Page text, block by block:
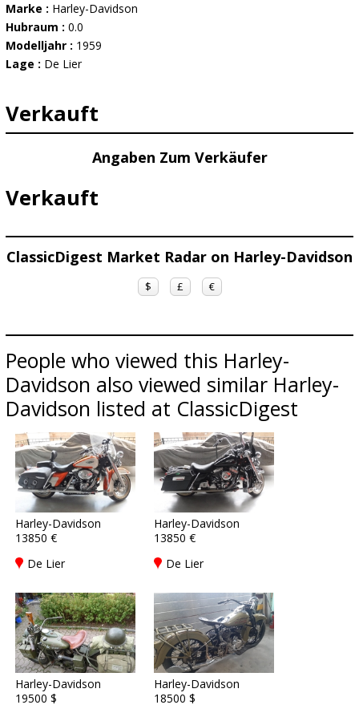
Marke : Harley-Davidson
Hubraum : 0.0
Modelljahr : 1959
Lage : De Lier
Verkauft
Angaben Zum Verkäufer
Verkauft
ClassicDigest Market Radar on Harley-Davidson
$ £ €
People who viewed this Harley-
Davidson also viewed similar Harley-
Davidson listed at ClassicDigest
Harley-Davidson
13850 €
De Lier
Harley-Davidson
13850 €
De Lier
Harley-Davidson
19500 $
Harley-Davidson
18500 $